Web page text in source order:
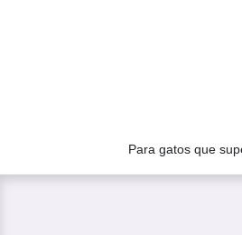
Para gatos que